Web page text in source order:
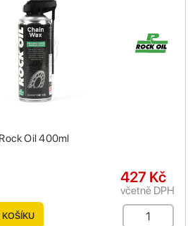
Oil 400ml
427 Kč
včetně DPH
KOŠÍKU